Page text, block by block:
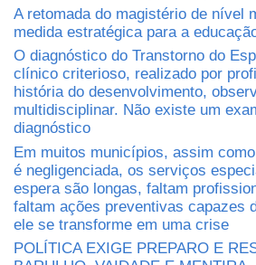
A retomada do magistério de nível
medida estratégica para a
O diagnóstico do Transtorno do
clínico criterioso, realizado por
história do desenvolvimento,
multidisciplinar. Não existe um
diagnóstico
Em muitos municípios, assim
é negligenciada, os serviços
espera são longas, faltam
faltam ações preventivas capazes
ele se transforme em uma crise
POLÍTICA EXIGE PREPARO E